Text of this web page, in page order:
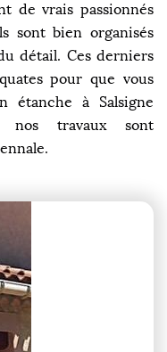
de vrais passionnés
sont bien organisés
détail. Ces derniers
pour que vous
étanche à Salsigne
nos travaux sont